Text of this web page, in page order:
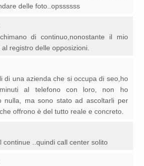
delle foto..opssssss
di continuo,nonostante il mio
registro delle opposizioni.
di una azienda che si occupa di seo,ho
al telefono con loro, non ho
nulla, ma sono stato ad ascoltarli per
offrono è del tutto reale e concreto.
continue ..quindi call center solito